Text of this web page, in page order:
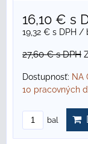
16,10 € s
19,32 € s DPH /
27,60 €s DPH
Dostupnosť: NA
10 pracovných
bal